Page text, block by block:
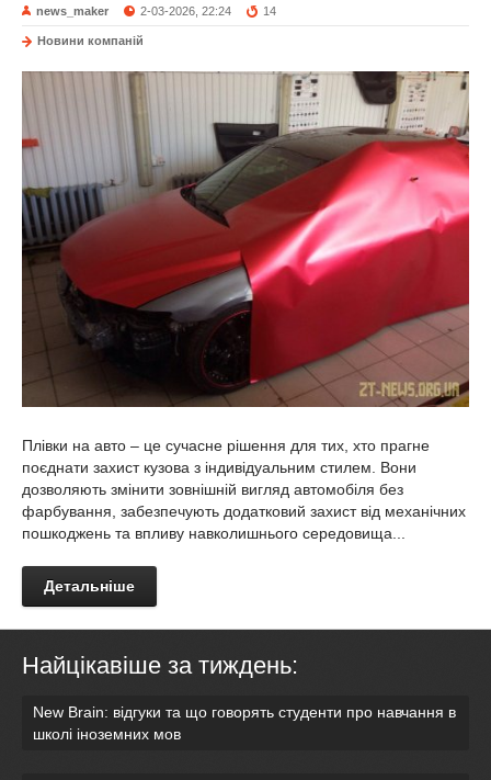
news_maker 2-03-2026, 22:24 14
Новини компаній
Плівки на авто – це сучасне рішення для тих, хто прагне
поєднати захист кузова з індивідуальним стилем. Вони
дозволяють змінити зовнішній вигляд автомобіля без
фарбування, забезпечують додатковий захист від механічних
пошкоджень та впливу навколишнього середовища...
Детальніше
Найцікавіше за тиждень:
New Brain: відгуки та що говорять студенти про навчання в
школі іноземних мов